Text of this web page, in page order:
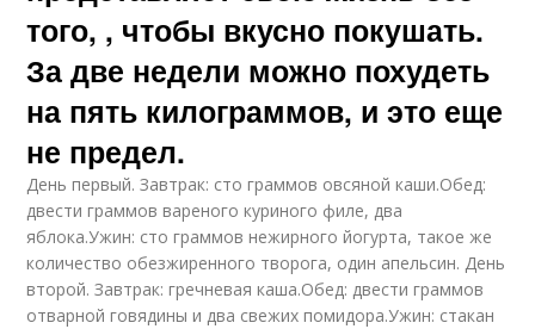
того, , чтобы вкусно покушать.
За две недели можно похудеть
на пять килограммов, и это еще
не предел.
День первый. Завтрак: сто граммов овсяной каши.Обед:
двести граммов вареного куриного филе, два
яблока.Ужин: сто граммов нежирного йогурта, такое же
количество обезжиренного творога, один апельсин. День
второй. Завтрак: гречневая каша.Обед: двести граммов
отварной говядины и два свежих помидора.Ужин: стакан